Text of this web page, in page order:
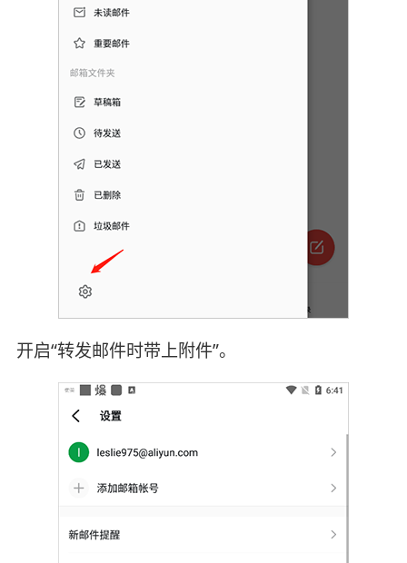
开启“转发邮件时带上附件”。